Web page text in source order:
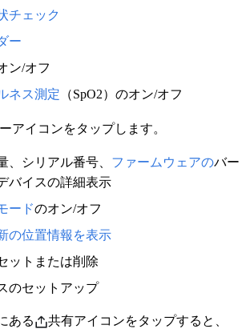
チェック
ー
ン/オフ
ネス測定 （SpO2）のオン/オフ
アイコンをタップします。
、シリアル番号、 ファームウェアのバー
バイスの詳細表示
ードのオン/オフ
の位置情報を表示
ットまたは削除
のセットアップ
ある
共有アイコンをタップすると、